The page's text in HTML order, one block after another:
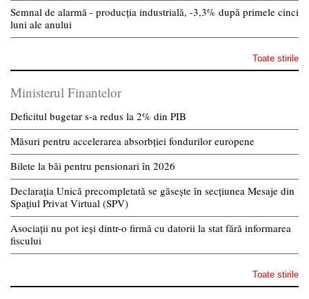
Semnal de alarmă - producția industrială, -3,3% după primele cinci
luni ale anului
Toate stirile
Ministerul Finantelor
Deficitul bugetar s-a redus la 2% din PIB
Măsuri pentru accelerarea absorbției fondurilor europene
Bilete la băi pentru pensionari în 2026
Declarația Unică precompletată se găsește în secțiunea Mesaje din
Spațiul Privat Virtual (SPV)
Asociații nu pot ieși dintr-o firmă cu datorii la stat fără informarea
fiscului
Toate stirile